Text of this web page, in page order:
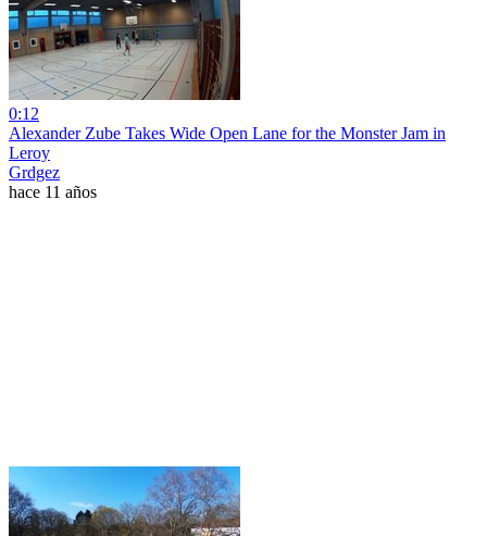
0:12
Alexander Zube Takes Wide Open Lane for the Monster Jam in
Leroy
Grdgez
hace 11 años